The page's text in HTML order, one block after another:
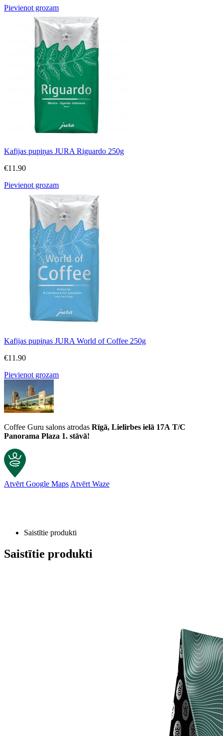
Pievienot grozam
Kafijas pupiņas JURA Riguardo 250g
€11.90
Pievienot grozam
Kafijas pupiņas JURA World of Coffee 250g
€11.90
Pievienot grozam
Coffee Guru salons atrodas Rīgā, Lielirbes ielā 17A T/C
Panorama Plaza 1. stāvā!
Atvērt Google Maps Atvērt Waze
Saistītie produkti
Saistītie produkti